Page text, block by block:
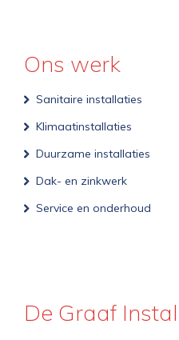
Ons werk
Sanitaire installaties
Klimaatinstallaties
Duurzame installaties
Dak- en zinkwerk
Service en onderhoud
De Graaf